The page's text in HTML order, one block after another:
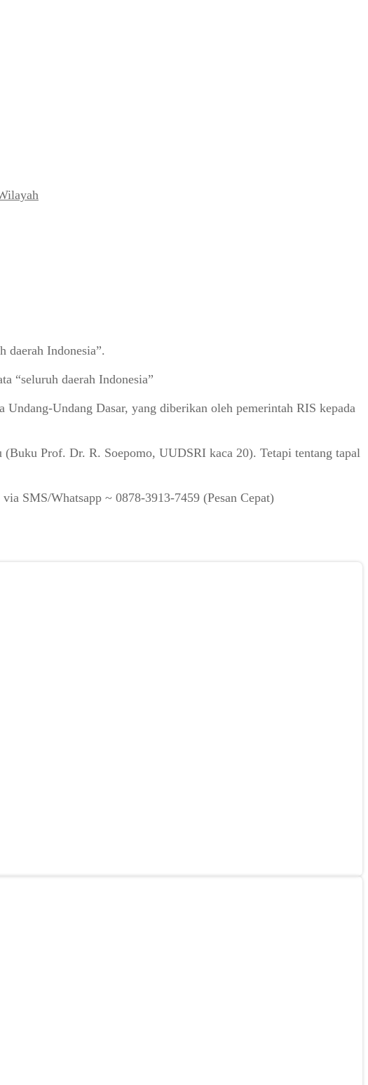
daerah Indonesia”.
“seluruh daerah Indonesia”
Undang Dasar, yang diberikan oleh pemerintah RIS kepada
Prof. Dr. R. Soepomo, UUDSRI kaca 20). Tetapi tentang tapal
SMS/Whatsapp ~ 0878-3913-7459 (Pesan Cepat)